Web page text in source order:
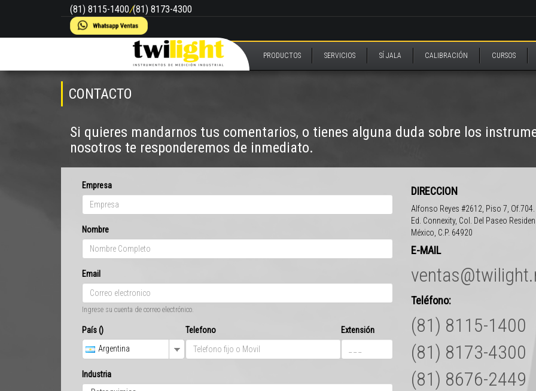
(81) 8115-1400/(81) 8173-4300
PRODUCTOS SERVICIOS SÍ JALA CALIBRACIÓN CURSOS
CONTACTO
Si quieres mandarnos tus comentarios, o tienes alguna duda sobre los
nosotros te responderemos de inmediato.
Empresa
Nombre
Email
Ingrese su cuenta de correo electrónico.
País ()
Argentina
Telefono Extensión
Industria
DIRECCION
Alfonso Reyes #2612, Piso 7, Of.704.
Ed. Connexity, Col. Del Paseo
México, C.P. 64920
E-MAIL
Teléfono:
(81) 8115-1400
(81) 8173-4300
(81) 8676-2449